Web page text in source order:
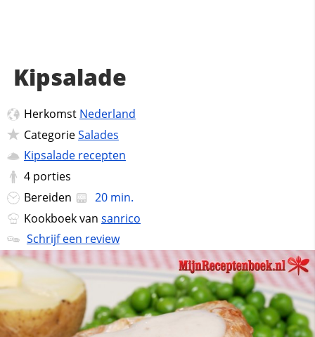
Kipsalade
Herkomst Nederland
CategorieSalades
Kipsalade recepten
4 porties
Bereiden
20 min.
Kookboek van sanrico
Schrijf een review